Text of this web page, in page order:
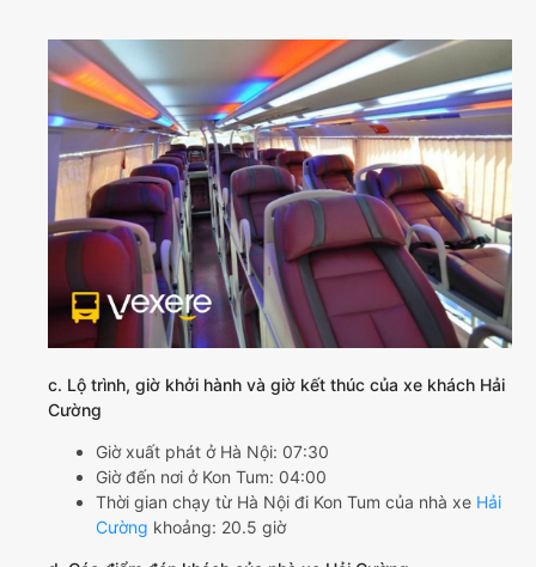
c. Lộ trình, giờ khởi hành và giờ kết thúc của xe khách Hải
Cường
Giờ xuất phát ở Hà Nội: 07:30
Giờ đến nơi ở Kon Tum: 04:00
Thời gian chạy từ Hà Nội đi Kon Tum của nhà xe Hải
Cường khoảng: 20.5 giờ